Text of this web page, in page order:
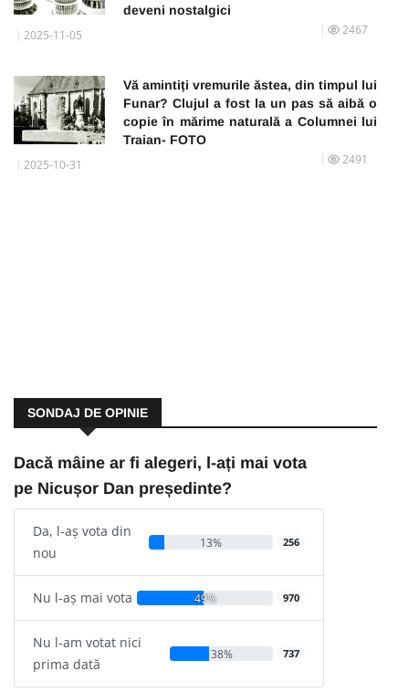
deveni nostalgici
2025-11-05 2467
Vă amintiți vremurile ăstea, din timpul lui
Funar? Clujul a fost la un pas să aibă o
copie în mărime naturală a Columnei lui
Traian- FOTO
2025-10-31 2491
SONDAJ DE OPINIE
Dacă mâine ar fi alegeri, l-ați mai vota
pe Nicușor Dan președinte?
Da, l-aș vota din
nou
13% 256
Nu l-aș mai vota 49% 970
Nu l-am votat nici
prima dată
38% 737